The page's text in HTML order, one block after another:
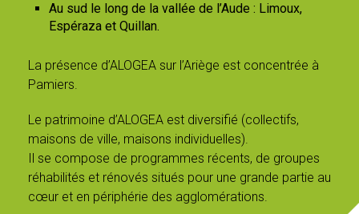
Au sud le long de la vallée de l’Aude : Limoux,
Espéraza et Quillan.
La présence d’ALOGEA sur l’Ariège est concentrée à
Pamiers.
Le patrimoine d’ALOGEA est diversifié (collectifs,
maisons de ville, maisons individuelles).
Il se compose de programmes récents, de groupes
réhabilités et rénovés situés pour une grande partie au
cœur et en périphérie des agglomérations.